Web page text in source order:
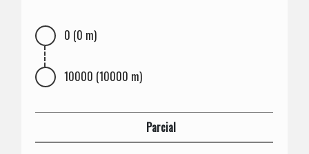
0 (0 m)
10000 (10000 m)
Parcial